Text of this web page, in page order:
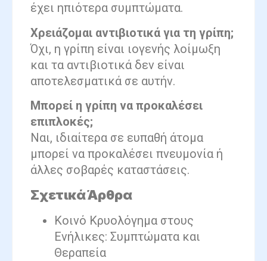
έχει ηπιότερα συμπτώματα.
Χρειάζομαι αντιβιοτικά για τη γρίπη;
Όχι, η γρίπη είναι ιογενής λοίμωξη
και τα αντιβιοτικά δεν είναι
αποτελεσματικά σε αυτήν.
Μπορεί η γρίπη να προκαλέσει
επιπλοκές;
Ναι, ιδιαίτερα σε ευπαθή άτομα
μπορεί να προκαλέσει πνευμονία ή
άλλες σοβαρές καταστάσεις.
Σχετικά Άρθρα
Κοινό Κρυολόγημα στους
Ενήλικες: Συμπτώματα και
Θεραπεία